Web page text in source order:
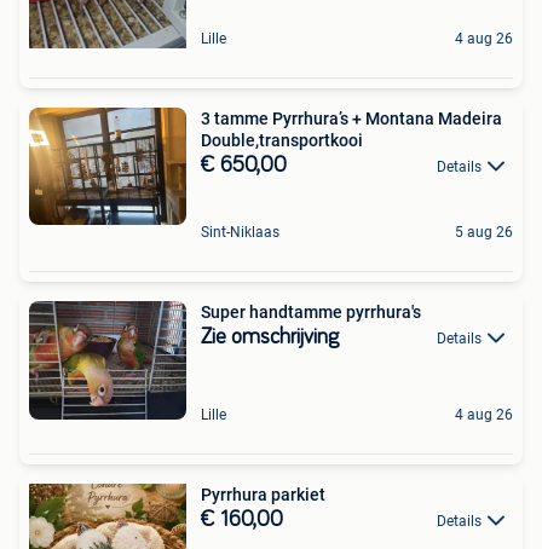
Lille 4 aug 26
3 tamme Pyrrhura’s + Montana Madeira
Double,transportkooi
€ 650,00 Details
Sint-Niklaas 5 aug 26
Super handtamme pyrrhura's
Zie omschrijving Details
Lille 4 aug 26
Pyrrhura parkiet
€ 160,00 Details